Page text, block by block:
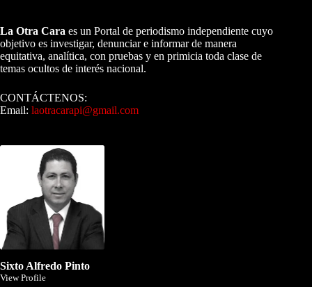
La Otra Cara es un Portal de periodismo independiente cuyo
objetivo es investigar, denunciar e informar de manera
equitativa, analítica, con pruebas y en primicia toda clase de
temas ocultos de interés nacional.
CONTÁCTENOS:
Email: laotracarapi@gmail.com
Sixto Alfredo Pinto
View Profile